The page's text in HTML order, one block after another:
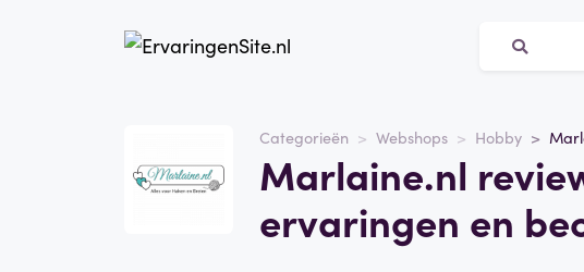
Categorieën Webshops Hobby
Marlaine.nl
ervaringen en
Marlaine.nl
Categorie
Webshops
Schrijf een beoordeling